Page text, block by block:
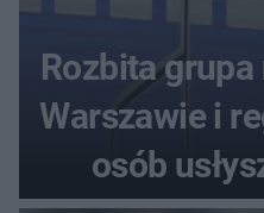
Rozbita
Warszawie i
osób